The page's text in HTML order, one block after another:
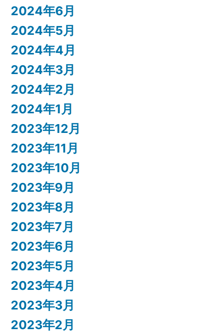
2024年6月
2024年5月
2024年4月
2024年3月
2024年2月
2024年1月
2023年12月
2023年11月
2023年10月
2023年9月
2023年8月
2023年7月
2023年6月
2023年5月
2023年4月
2023年3月
2023年2月